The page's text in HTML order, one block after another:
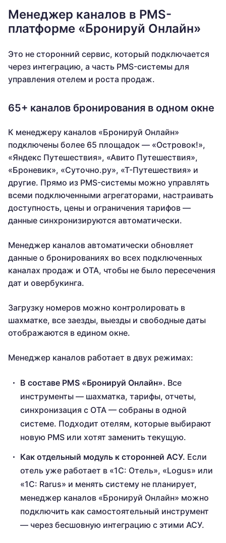
Менеджер каналов в PMS-
платформе «Бронируй Онлайн»
Это не сторонний сервис, который подключается
через интеграцию, а часть PMS-системы для
управления отелем и роста продаж.
65+ каналов бронирования в одном окне
К менеджеру каналов «Бронируй Онлайн»
подключены более 65 площадок — «Островок!»,
«Яндекс Путешествия», «Авито Путешествия»,
«Броневик», «Суточно.ру», «Т-Путешествия» и
другие. Прямо из PMS-системы можно управлять
всеми подключенными агрегаторами, настраивать
доступность, цены и ограничения тарифов —
данные синхронизируются автоматически.
Менеджер каналов автоматически обновляет
данные о бронированиях во всех подключенных
каналах продаж и ОТА, чтобы не было пересечения
дат и овербукинга.
Загрузку номеров можно контролировать в
шахматке, все заезды, выезды и свободные даты
отображаются в едином окне.
Менеджер каналов работает в двух режимах:
В составе PMS «Бронируй Онлайн». Все
инструменты — шахматка, тарифы, отчеты,
синхронизация с OTA — собраны в одной
системе. Подходит отелям, которые выбирают
новую PMS или хотят заменить текущую.
Как отдельный модуль к сторонней АСУ. Если
отель уже работает в «1С: Отель», «Logus» или
«1С: Rarus» и менять систему не планирует,
менеджер каналов «Бронируй Онлайн» можно
подключить как самостоятельный инструмент
— через бесшовную интеграцию с этими АСУ.